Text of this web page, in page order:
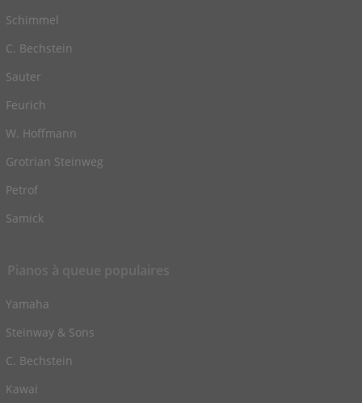
Schimmel
C. Bechstein
Sauter
Feurich
W. Hoffmann
Grotrian Steinweg
Petrof
Samick
Yamaha
Steinway & Sons
C. Bechstein
Kawai